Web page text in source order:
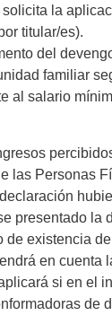
la
titular/es).
del
familiar
al salario
las Personas
presentado la
existencia
en cuenta
si en el
de